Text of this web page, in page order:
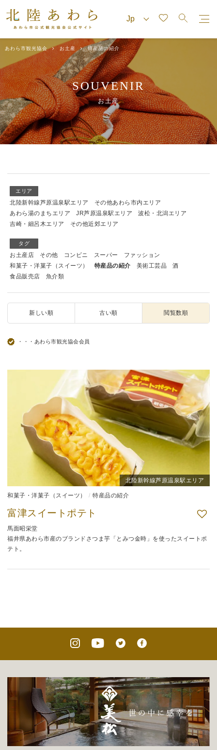
あわら市観光協会 お土産 特産品の紹介
SOUVENIR
お土産
エリア
北陸新幹線芦原温泉駅エリア
その他あわら市内エリア
あわら湯のまちエリア
JR芦原温泉駅エリア
波松・北潟エリア
吉崎・細呂木エリア
その他近郊エリア
タグ
お土産店 その他 コンビニ スーパー
ファッション
和菓子・洋菓子（スイーツ）
特産品の紹介 美術工芸品
酒
食品販売店
魚介類
新しい順 古い順 閲覧数順
・・・あわら市観光協会会員
北陸新幹線芦原温泉駅エリア
和菓子・洋菓子（スイーツ） 特産品の紹介
富津スイートポテト
馬面昭栄堂
福井県あわら市産のブランドさつま芋「とみつ金時」を使ったスイートポ
テト。